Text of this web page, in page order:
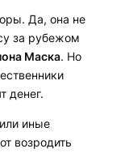
Да, она не
за рубежом
Маска. Но
денег.
иные
возродить